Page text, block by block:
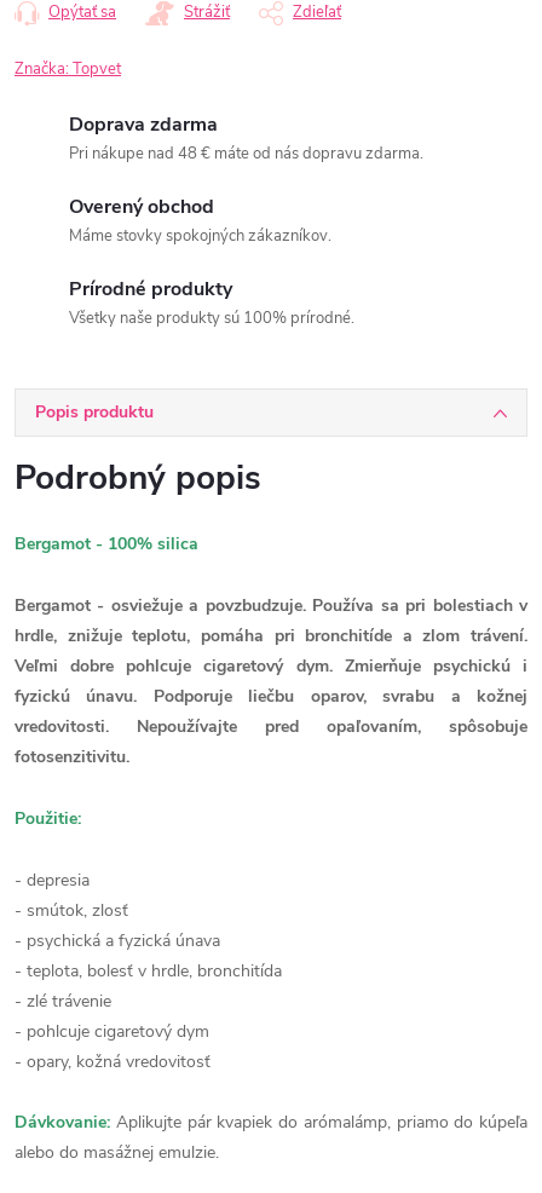
Opýtať sa Strážiť Zdieľať
Značka:Topvet
Doprava zdarma
Pri nákupe nad 48 € máte od nás dopravu zdarma.
Overený obchod
Máme stovky spokojných zákazníkov.
Prírodné produkty
Všetky naše produkty sú 100% prírodné.
Popis produktu
Podrobný popis
Bergamot - 100% silica
Bergamot - osviežuje a povzbudzuje. Používa sa pri bolestiach v
hrdle, znižuje teplotu, pomáha pri bronchitíde a zlom trávení.
Veľmi dobre pohlcuje cigaretový dym. Zmierňuje psychickú i
fyzickú únavu. Podporuje liečbu oparov, svrabu a kožnej
vredovitosti. Nepoužívajte pred opaľovaním, spôsobuje
fotosenzitivitu.
Použitie:
- depresia
- smútok, zlosť
- psychická a fyzická únava
- teplota, bolesť v hrdle, bronchitída
- zlé trávenie
- pohlcuje cigaretový dym
- opary, kožná vredovitosť
Dávkovanie: Aplikujte pár kvapiek do arómalámp, priamo do kúpeľa
alebo do masážnej emulzie.